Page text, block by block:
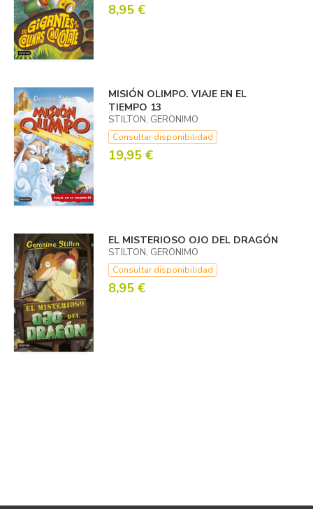
8,95 €
MISIÓN OLIMPO. VIAJE EN EL
TIEMPO 13
STILTON, GERONIMO
Consultar disponibilidad
19,95 €
EL MISTERIOSO OJO DEL DRAGÓN
STILTON, GERÓNIMO
Consultar disponibilidad
8,95 €